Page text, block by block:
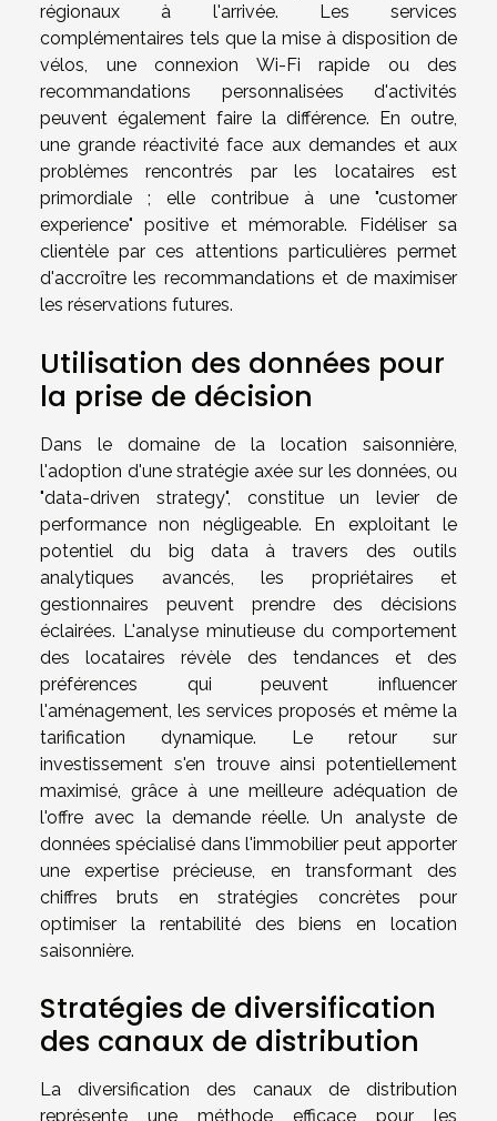
régionaux à l'arrivée. Les services
complémentaires tels que la mise à disposition de
vélos, une connexion Wi-Fi rapide ou des
recommandations personnalisées d'activités
peuvent également faire la différence. En outre,
une grande réactivité face aux demandes et aux
problèmes rencontrés par les locataires est
primordiale ; elle contribue à une "customer
experience" positive et mémorable. Fidéliser sa
clientèle par ces attentions particulières permet
d'accroître les recommandations et de maximiser
les réservations futures.
Utilisation des données pour
la prise de décision
Dans le domaine de la location saisonnière,
l'adoption d'une stratégie axée sur les données, ou
"data-driven strategy", constitue un levier de
performance non négligeable. En exploitant le
potentiel du big data à travers des outils
analytiques avancés, les propriétaires et
gestionnaires peuvent prendre des décisions
éclairées. L'analyse minutieuse du comportement
des locataires révèle des tendances et des
préférences qui peuvent influencer
l'aménagement, les services proposés et même la
tarification dynamique. Le retour sur
investissement s'en trouve ainsi potentiellement
maximisé, grâce à une meilleure adéquation de
l'offre avec la demande réelle. Un analyste de
données spécialisé dans l'immobilier peut apporter
une expertise précieuse, en transformant des
chiffres bruts en stratégies concrètes pour
optimiser la rentabilité des biens en location
saisonnière.
Stratégies de diversification
des canaux de distribution
La diversification des canaux de distribution
représente une méthode efficace pour les